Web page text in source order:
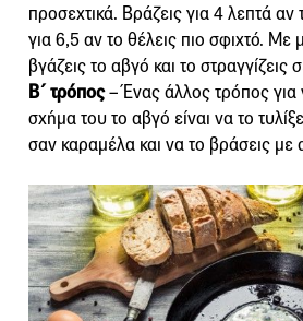
προσεχτικά. Βράζεις για 4 λεπτά αν
για 6,5 αν το θέλεις πιο σφιχτό. Με
βγάζεις το αβγό και το στραγγίζεις
Β΄ τρόπος– Ένας άλλος τρόπος για
σχήμα του το αβγό είναι να το
σαν καραμέλα και να το βράσεις με